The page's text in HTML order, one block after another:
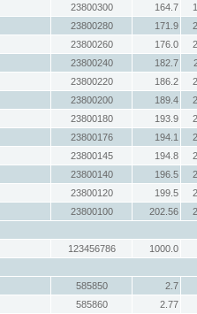
23800300 164.7
23800280 171.9
23800260 176.0
23800240 182.7
23800220 186.2
23800200 189.4
23800180 193.9
23800176 194.1
23800145 194.8
23800140 196.5
23800120 199.5
23800100 202.56
123456786
1000.0
585850
2.7
585860
2.77